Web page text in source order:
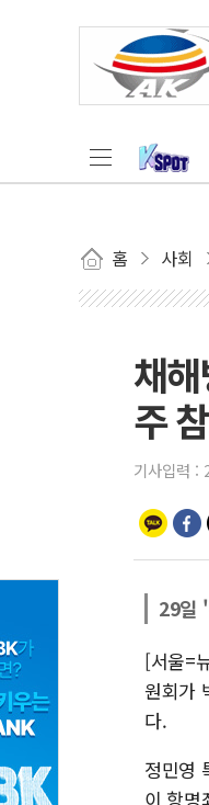
홈 사회
채
주
기사입력 :
29일
[서울=
원회가
다.
정민영
이 항명